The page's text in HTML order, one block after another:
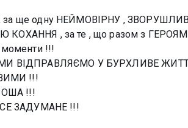
ще одну НЕЙМОВІРНУ ,
КОХАННЯ , за те , що разом з
моменти !!!
ВІДПРАВЛЯЄМО У БУРХЛИВЕ
!!!
!!!
ЗАДУМАНЕ !!!